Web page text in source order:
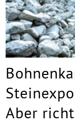
Aber